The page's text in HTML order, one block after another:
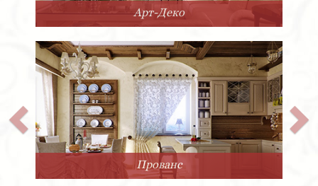
Арт-Деко
Прованс